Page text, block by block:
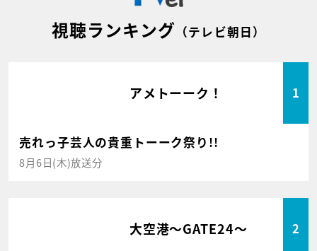
視聴ランキング （テレビ朝日）
アメトーーク！ 1
売れっ子芸人の貴重トーーク祭り!!
8月6日(木)放送分
大空港～GATE24～ 2